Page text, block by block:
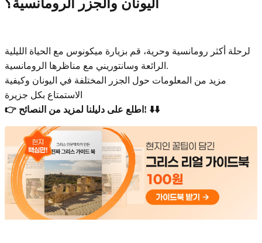
اليونان والجزر الرومانسية؟
لرحلة أكثر رومانسية وحرية، قم بزيارة ميكونوس مع الحياة الليلية
الرائعة وسانتوريني مع مناظرها الرومانسية.
مزيد من المعلومات حول الجزر المختلفة في اليونان وكيفية
الاستمتاع بكل جزيرة
👉 اطلع على دليلنا لمزيد من النصائح! ⬇️⬇️